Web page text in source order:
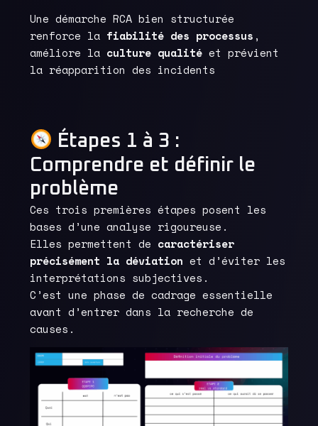
Une démarche RCA bien structurée
renforce la fiabilité des processus ,
améliore la culture qualité et prévient
la réapparition des incidents
Étapes 1 à 3 :
Comprendre et définir le
problème
Ces trois premières étapes posent les
bases d’une analyse rigoureuse.
Elles permettent de caractériser
précisément la déviation et d’éviter les
interprétations subjectives.
C’est une phase de cadrage essentielle
avant d’entrer dans la recherche de
causes.